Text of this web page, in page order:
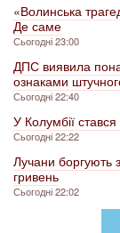
«Волинська
Де саме
Сьогодні 23:00
ДПС виявила
ознаками
Сьогодні 22:40
У Колумбії
Сьогодні 22:22
Лучани боргують
гривень
Сьогодні 22:02